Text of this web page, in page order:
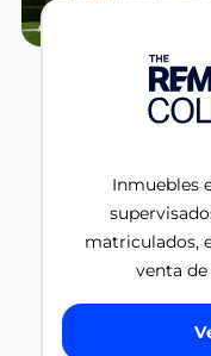
Inmuebles
matriculados,
venta